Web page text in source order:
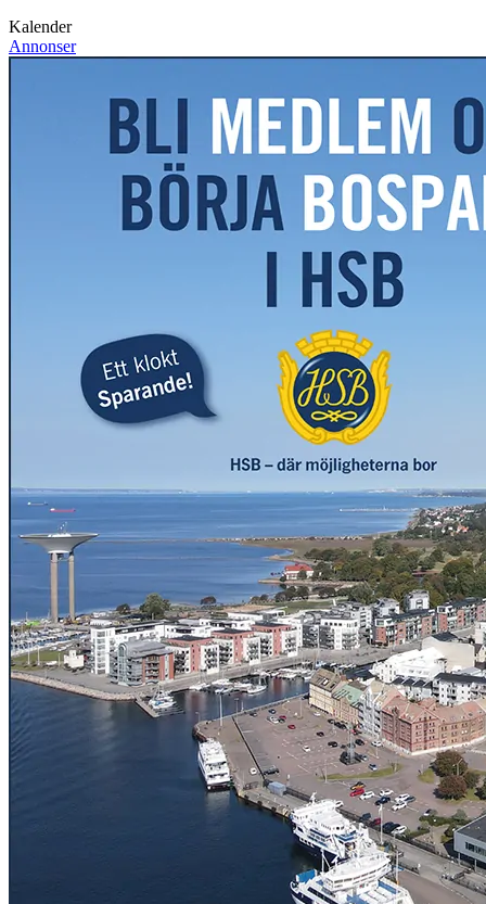
Kalender
Annonser